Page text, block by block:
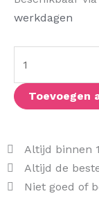
werkdagen
Busybody
aantal
Toevoegen
Altijd binnen
Altijd de
Niet goed of